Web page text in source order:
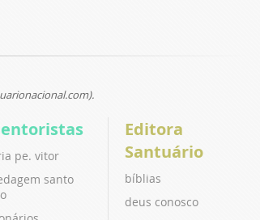
pe. vitor
santo
Editora
Santuário
bíblias
deus conosco